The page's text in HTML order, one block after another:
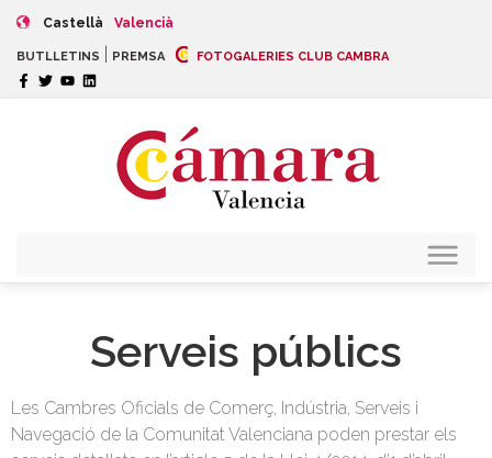
Castellà Valencià
BUTLLETINS PREMSA FOTOGALERIES CLUB CAMBRA
Serveis públics
Les Cambres Oficials de Comerç, Indústria, Serveis i
Navegació de la Comunitat Valenciana poden prestar els